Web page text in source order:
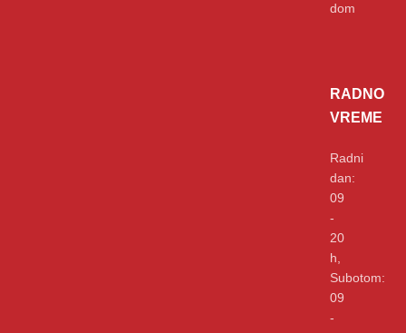
dom
RADNO
VREME
Radni
dan:
09
-
20
h,
Subotom:
09
-